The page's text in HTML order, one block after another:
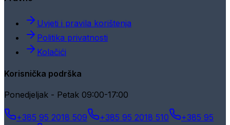
Uvjeti i pravila korištenja
Politika privatnosti
Kolačići
Korisnička podrška
Ponedjeljak - Petak 09:00-17:00
+385 95 2018 509 +385 95 2018 510
+385 95